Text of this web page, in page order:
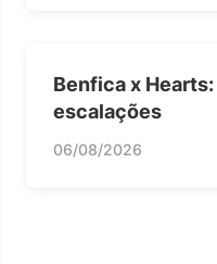
Benfica x
escalações
06/08/2026